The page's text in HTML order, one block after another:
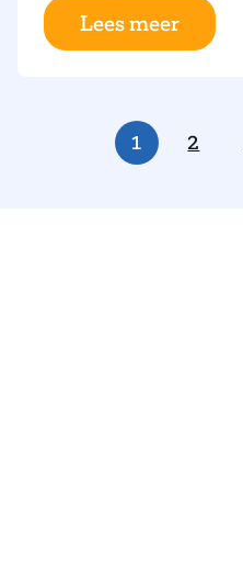
keer ruim 400,
voor de leerlingen van
Lees meer
1 2